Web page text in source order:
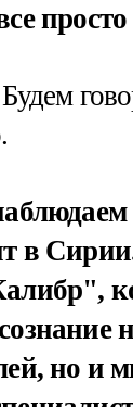
в
но и